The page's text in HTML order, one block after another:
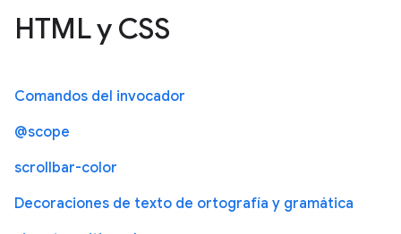
HTML y CSS
Comandos del invocador
@scope
scrollbar-color
Decoraciones de texto de ortografía y gramática